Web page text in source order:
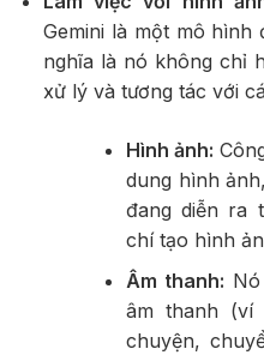
Gemini là một mô
nghĩa là nó không chỉ
xử lý và tương tác với
Hình ảnh:
dung hình
đang diễn ra
chí tạo hình
Âm thanh:
âm thanh
chuyện,